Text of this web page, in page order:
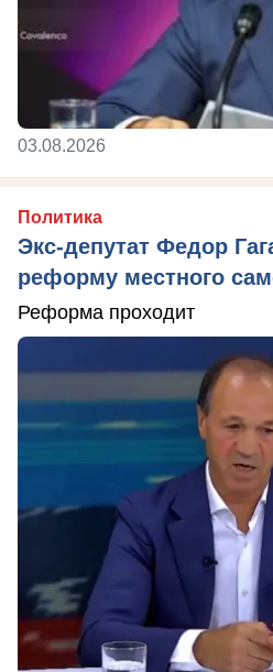
03.08.2026
Политика
Экс-депутат Федор
реформу местного
Реформа проходит